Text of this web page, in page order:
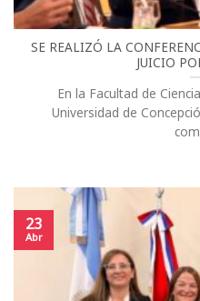
SE REALIZÓ LA
JUICIO
En la Facultad de
Universidad de
23
Abr